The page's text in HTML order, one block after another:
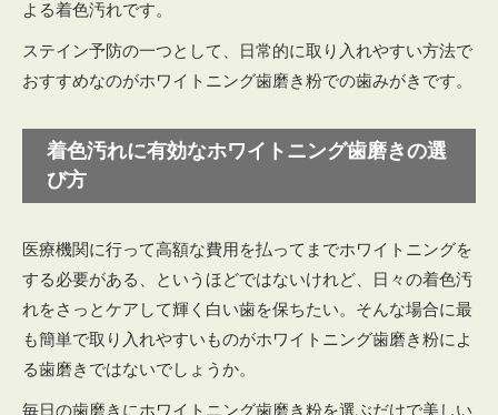
よる着色汚れです。
ステイン予防の一つとして、日常的に取り入れやすい方法で
おすすめなのがホワイトニング歯磨き粉での歯みがきです。
着色汚れに有効なホワイトニング歯磨きの選
び方
医療機関に行って高額な費用を払ってまでホワイトニングを
する必要がある、というほどではないけれど、日々の着色汚
れをさっとケアして輝く白い歯を保ちたい。そんな場合に最
も簡単で取り入れやすいものがホワイトニング歯磨き粉によ
る歯磨きではないでしょうか。
毎日の歯磨きにホワイトニング歯磨き粉を選ぶだけで美しい